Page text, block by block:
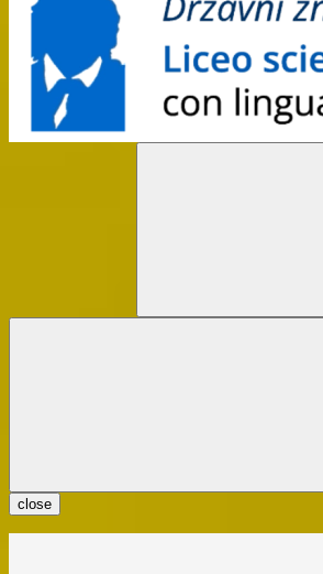
close